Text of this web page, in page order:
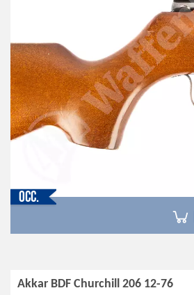
Occ.
Akkar BDF Churchill 206 12-76